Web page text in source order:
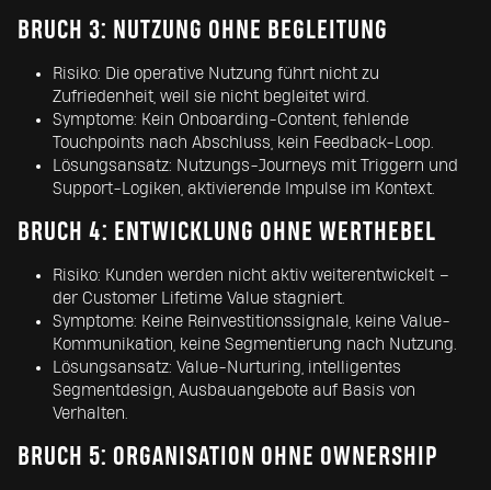
BRUCH 3: NUTZUNG OHNE BEGLEITUNG
Risiko: Die operative Nutzung führt nicht zu
Zufriedenheit, weil sie nicht begleitet wird.
Symptome: Kein Onboarding-Content, fehlende
Touchpoints nach Abschluss, kein Feedback-Loop.
Lösungsansatz: Nutzungs-Journeys mit Triggern und
Support-Logiken, aktivierende Impulse im Kontext.
BRUCH 4: ENTWICKLUNG OHNE WERTHEBEL
Risiko: Kunden werden nicht aktiv weiterentwickelt –
der Customer Lifetime Value stagniert.
Symptome: Keine Reinvestitionssignale, keine Value-
Kommunikation, keine Segmentierung nach Nutzung.
Lösungsansatz: Value-Nurturing, intelligentes
Segmentdesign, Ausbauangebote auf Basis von
Verhalten.
BRUCH 5: ORGANISATION OHNE OWNERSHIP